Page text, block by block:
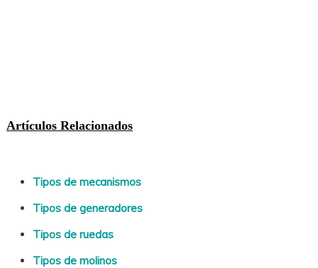
Artículos Relacionados
Tipos de mecanismos
Tipos de generadores
Tipos de ruedas
Tipos de molinos